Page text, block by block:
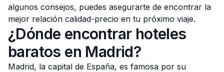
algunos consejos, puedes asegurarte de encontrar la
mejor relación calidad-precio en tu próximo viaje.
¿Dónde encontrar hoteles
baratos en Madrid?
Madrid, la capital de España, es famosa por su